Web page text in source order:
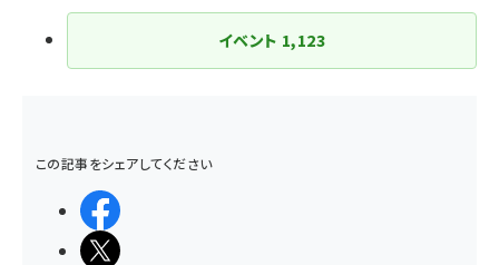
イベント 1,123
この記事をシェアしてください